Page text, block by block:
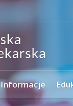
Informacje